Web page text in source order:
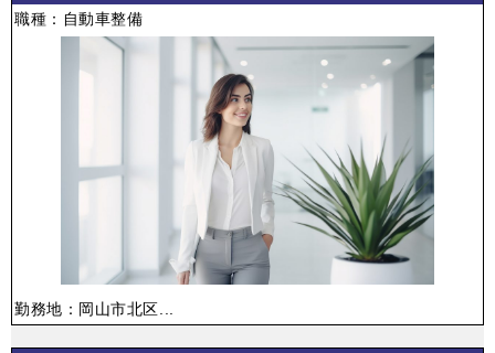
職種：自動車整備
勤務地：岡山市北区...